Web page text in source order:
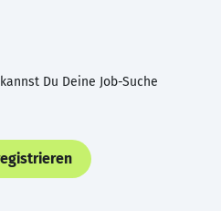
Du Deine Job-Suche